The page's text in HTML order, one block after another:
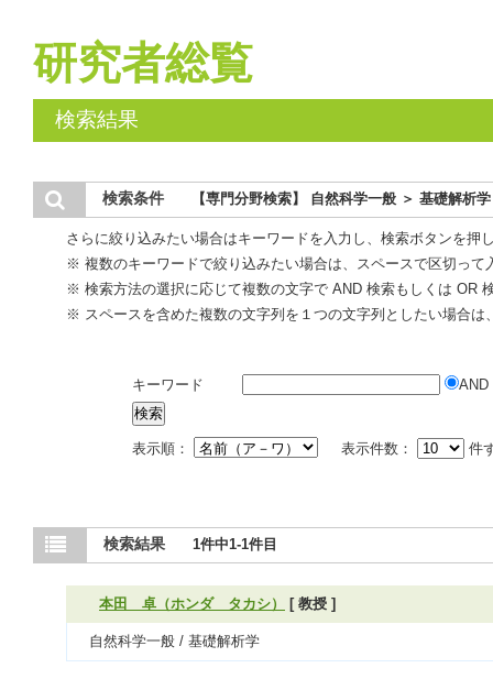
研究者総覧
検索結果
検索条件 【専門分野検索】 自然科学一般 ＞ 基礎解析学
さらに絞り込みたい場合はキーワードを入力し、検索ボタンを押
※ 複数のキーワードで絞り込みたい場合は、スペースで区切って
※ 検索方法の選択に応じて複数の文字で AND 検索もしくは OR
※ スペースを含めた複数の文字列を１つの文字列としたい場合は
キーワード AND
表示順： 表示件数： 件
検索結果 1件中1-1件目
本田 卓（ホンダ タカシ） [ 教授 ]
自然科学一般 / 基礎解析学